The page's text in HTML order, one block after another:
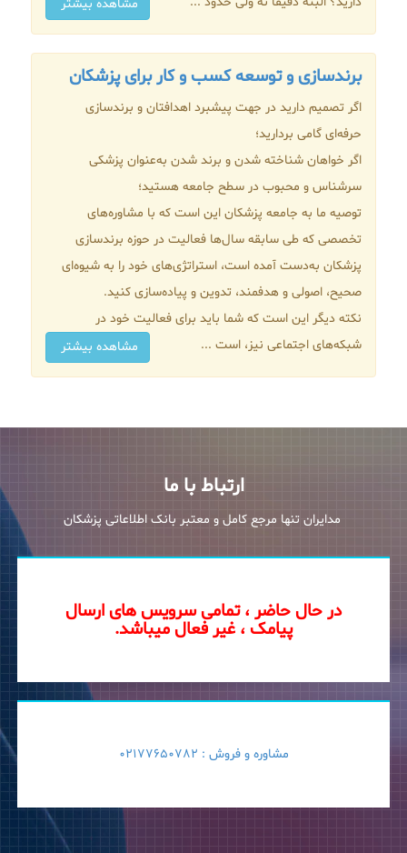
مشاهده بیشتر
برندسازی و توسعه کسب‌ و کار برای پزشکان
اگر تصمیم دارید در جهت پیشبرد اهدافتان و برندسازی
حرفه‌ای گامی بردارید؛
اگر خواهان شناخته شدن و برند شدن به‌عنوان پزشکی
سرشناس و محبوب در سطح جامعه هستید؛
توصیه ما به جامعه پزشکان این است که با مشاوره‌های
تخصصی که طی سابقه سال‌ها فعالیت در حوزه برندسازی
پزشکان به‌دست آمده است، استراتژی‌های خود را به شیوه‌ای
صحیح، اصولی و هدفمند، تدوین و پیاده‌سازی کنید.
نکته دیگر این است که شما باید برای فعالیت‌ خود در
شبکه‌های اجتماعی نیز، است ...
مشاهده بیشتر
ارتباط با ما
در حال حاضر ، تمامی سرویس های ارسال
پیامک ، غیر فعال میباشد.
مشاوره و فروش : 02177650782